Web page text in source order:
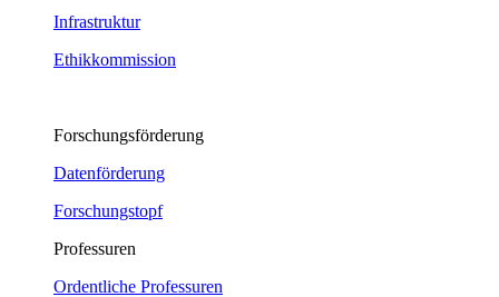
Infrastruktur
Ethikkommission
Forschungsförderung
Datenförderung
Forschungstopf
Professuren
Ordentliche Professuren